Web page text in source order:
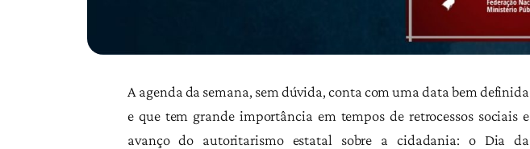
A agenda da semana, sem dúvida, conta com uma data bem definida
e que tem grande importância em tempos de retrocessos sociais e
avanço do autoritarismo estatal sobre a cidadania: o Dia da